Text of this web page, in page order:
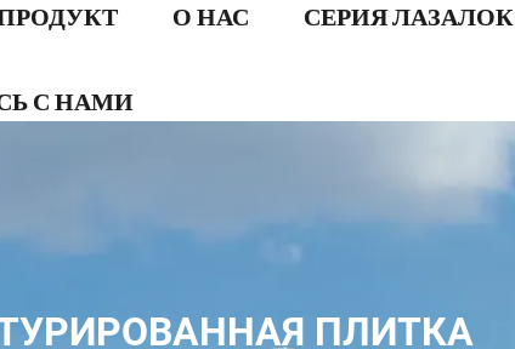
О НАС СЕРИЯ ЛАЗАЛОК
С НАМИ
ПЛИТКА